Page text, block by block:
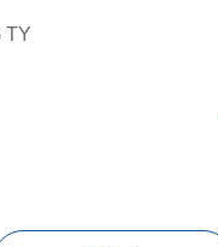
TY